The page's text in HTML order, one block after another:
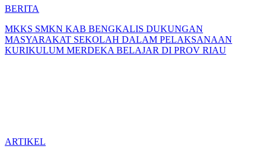
BERITA
MKKS SMKN KAB BENGKALIS DUKUNGAN
MASYARAKAT SEKOLAH DALAM PELAKSANAAN
KURIKULUM MERDEKA BELAJAR DI PROV RIAU
ARTIKEL